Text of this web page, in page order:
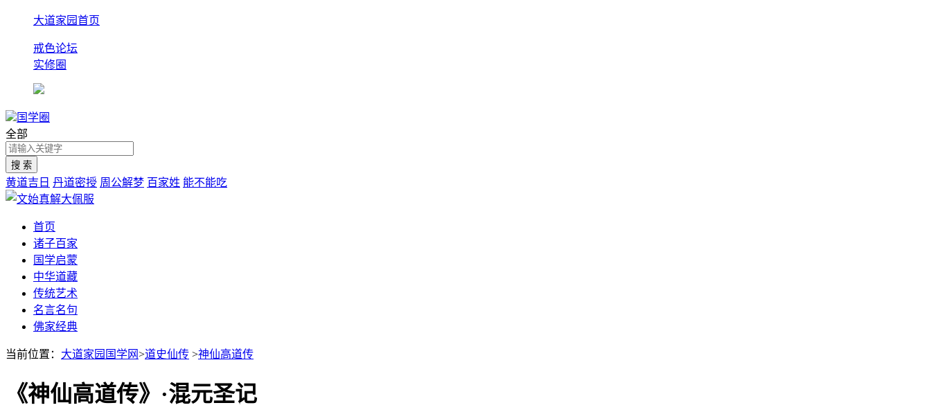
大道家园首页
戒色论坛
实修圈
国学圈
全部
黄道吉日 丹道密授 周公解梦 百家姓 能不能吃
首页
诸子百家
国学启蒙
中华道藏
传统艺术
名言名句
佛家经典
当前位置： 大道家园国学网>道史仙传 >神仙高道传
《神仙高道传》·混元圣记